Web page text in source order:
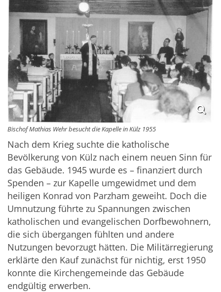
Bischof Mathias Wehr besucht die Kapelle in Külz 1955
Nach dem Krieg suchte die katholische
Bevölkerung von Külz nach einem neuen Sinn für
das Gebäude. 1945 wurde es – finanziert durch
Spenden – zur Kapelle umgewidmet und dem
heiligen Konrad von Parzham geweiht. Doch die
Umnutzung führte zu Spannungen zwischen
katholischen und evangelischen Dorfbewohnern,
die sich übergangen fühlten und andere
Nutzungen bevorzugt hätten. Die Militärregierung
erklärte den Kauf zunächst für nichtig, erst 1950
konnte die Kirchengemeinde das Gebäude
endgültig erwerben.